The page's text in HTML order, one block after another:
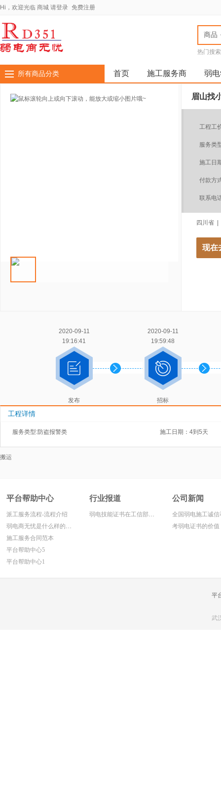
Hi，欢迎光临 商城 请登录 免费注册
商品
热门搜
厂家全
所有商品分类 首页 施工服务商 弱
眉山找
工程工
服务类
施工日
付款方
联系电
四川省
现在
2020-09-11
19:16:41
发布
2020-09-11
19:59:48
招标
工程详情
服务类型:防盗报警类 施工日期：4到5天
搬运
平台帮助中心
派工服务流程-流程介绍
弱电商无忧是什么样的平台!
施工服务合同范本
平台帮助中心5
平台帮助中心1
行业报道
弱电技能证书在工信部网上面查寻方法
公司新闻
考弱电证书的价值
平
武